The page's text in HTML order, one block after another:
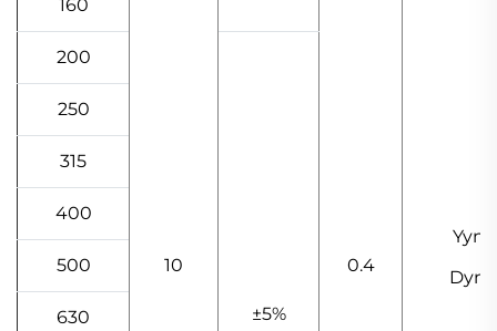
10 0.4
Yyn0
160
200
±5%
250
315
400
500
630